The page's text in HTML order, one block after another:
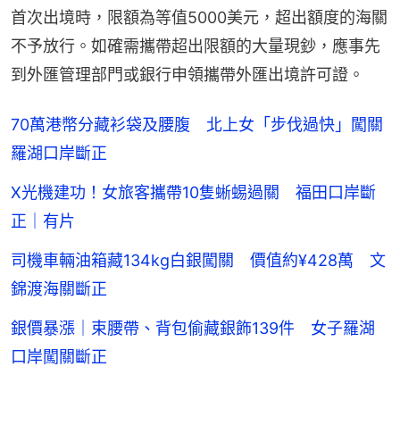
首次出境時，限額為等值5000美元，超出額度的海關
不予放行。如確需攜帶超出限額的大量現鈔，應事先
到外匯管理部門或銀行申領攜帶外匯出境許可證。
70萬港幣分藏衫袋及腰腹 北上女「步伐過快」闖關
羅湖口岸斷正
X光機建功！女旅客攜帶10隻蜥蜴過關 福田口岸斷
正｜有片
司機車輛油箱藏134kg白銀闖關 價值約¥428萬 文
錦渡海關斷正
銀價暴漲｜束腰帶、背包偷藏銀飾139件 女子羅湖
口岸闖關斷正